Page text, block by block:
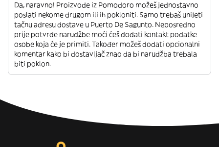
Da, naravno! Proizvode iz Pomodoro možeš jednostavno
poslati nekome drugom ili ih pokloniti. Samo trebaš unijeti
tačnu adresu dostave u Puerto De Sagunto. Neposredno
prije potvrde narudžbe moći ćeš dodati kontakt podatke
osobe koja će je primiti. Također možeš dodati opcionalni
komentar kako bi dostavljač znao da bi narudžba trebala
biti poklon.